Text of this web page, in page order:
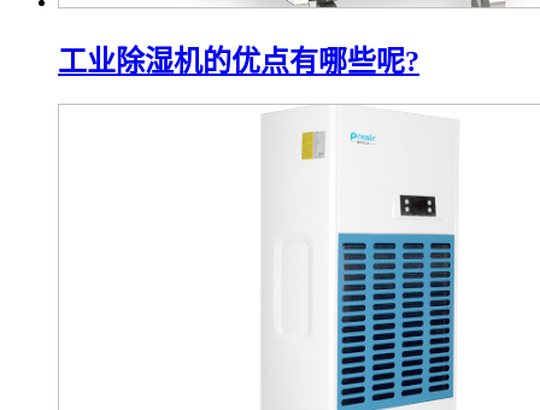
工业除湿机的优点有哪些呢?